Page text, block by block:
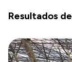
Misión
Autoridades
Delegaciones
Resultados